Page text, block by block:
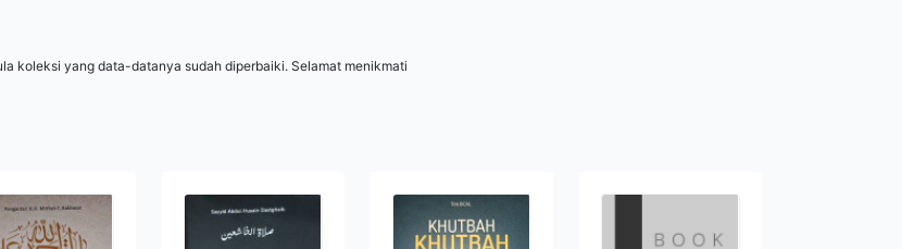
koleksi yang data-datanya sudah diperbaiki. Selamat menikmati